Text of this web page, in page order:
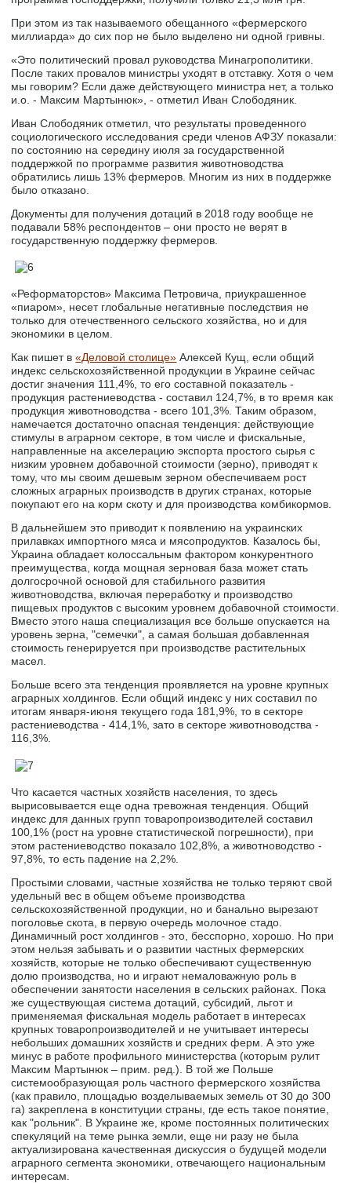
При этом из так называемого обещанного «фермерского
миллиарда» до сих пор не было выделено ни одной гривны.
«Это политический провал руководства Минагрополитики.
После таких провалов министры уходят в отставку. Хотя о чем
мы говорим? Если даже действующего министра нет, а только
и.о. - Максим Мартынюк», - отметил Иван Слободяник.
Иван Слободяник отметил, что результаты проведенного
социологического исследования среди членов АФЗУ показали:
по состоянию на середину июля за государственной
поддержкой по программе развития животноводства
обратились лишь 13% фермеров. Многим из них в поддержке
было отказано.
Документы для получения дотаций в 2018 году вообще не
подавали 58% респондентов – они просто не верят в
государственную поддержку фермеров.
«Реформаторстов» Максима Петровича, приукрашенное
«пиаром», несет глобальные негативные последствия не
только для отечественного сельского хозяйства, но и для
экономики в целом.
Как пишет в«Деловой столице» Алексей Кущ, если общий
индекс сельскохозяйственной продукции в Украине сейчас
достиг значения 111,4%, то его составной показатель -
продукция растениеводства - составил 124,7%, в то время как
продукция животноводства - всего 101,3%. Таким образом,
намечается достаточно опасная тенденция: действующие
стимулы в аграрном секторе, в том числе и фискальные,
направленные на акселерацию экспорта простого сырья с
низким уровнем добавочной стоимости (зерно), приводят к
тому, что мы своим дешевым зерном обеспечиваем рост
сложных аграрных производств в других странах, которые
покупают его на корм скоту и для производства комбикормов.
В дальнейшем это приводит к появлению на украинских
прилавках импортного мяса и мясопродуктов. Казалось бы,
Украина обладает колоссальным фактором конкурентного
преимущества, когда мощная зерновая база может стать
долгосрочной основой для стабильного развития
животноводства, включая переработку и производство
пищевых продуктов с высоким уровнем добавочной стоимости.
Вместо этого наша специализация все больше опускается на
уровень зерна, "семечки", а самая большая добавленная
стоимость генерируется при производстве растительных
масел.
Больше всего эта тенденция проявляется на уровне крупных
аграрных холдингов. Если общий индекс у них составил по
итогам января-июня текущего года 181,9%, то в секторе
растениеводства - 414,1%, зато в секторе животноводства -
116,3%.
Что касается частных хозяйств населения, то здесь
вырисовывается еще одна тревожная тенденция. Общий
индекс для данных групп товаропроизводителей составил
100,1% (рост на уровне статистической погрешности), при
этом растениеводство показало 102,8%, а животноводство -
97,8%, то есть падение на 2,2%.
Простыми словами, частные хозяйства не только теряют свой
удельный вес в общем объеме производства
сельскохозяйственной продукции, но и банально вырезают
поголовье скота, в первую очередь молочное стадо.
Динамичный рост холдингов - это, бесспорно, хорошо. Но при
этом нельзя забывать и о развитии частных фермерских
хозяйств, которые не только обеспечивают существенную
долю производства, но и играют немаловажную роль в
обеспечении занятости населения в сельских районах. Пока
же существующая система дотаций, субсидий, льгот и
применяемая фискальная модель работает в интересах
крупных товаропроизводителей и не учитывает интересы
небольших домашних хозяйств и средних ферм. А это уже
минус в работе профильного министерства (которым рулит
Максим Мартынюк – прим. ред.). В той же Польше
системообразующая роль частного фермерского хозяйства
(как правило, площадью возделываемых земель от 30 до 300
га) закреплена в конституции страны, где есть такое понятие,
как "рольник". В Украине же, кроме постоянных политических
спекуляций на теме рынка земли, еще ни разу не была
актуализирована качественная дискуссия о будущей модели
аграрного сегмента экономики, отвечающего национальным
интересам.